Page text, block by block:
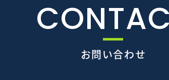
お問い合わせ